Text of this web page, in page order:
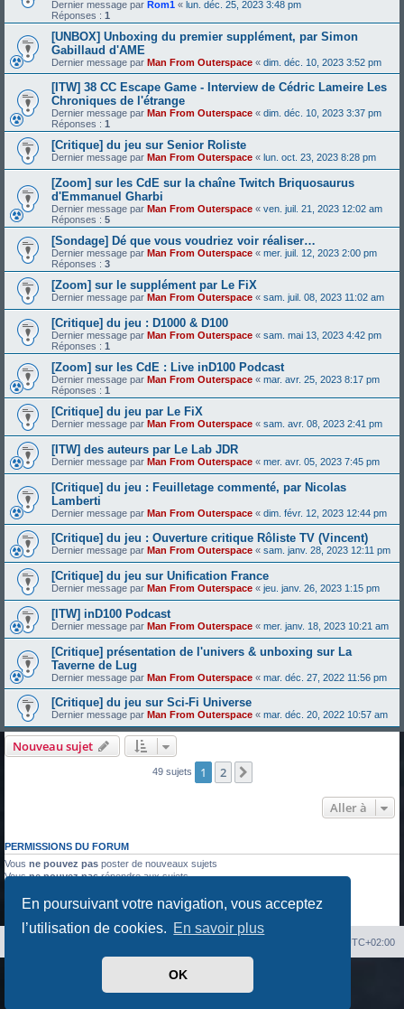
En poursuivant votre navigation, vous acceptez
l’utilisation de cookies. En savoir plus
OK
Dernier message par Rom1 « lun. déc. 25, 2023 3:48 pm
Réponses : 1
[UNBOX] Unboxing du premier supplément, par Simon
Gabillaud d'AME
Dernier message par Man From Outerspace « dim. déc. 10, 2023 3:52 pm
[ITW] 38 CC Escape Game - Interview de Cédric Lameire Les
Chroniques de l'étrange
Dernier message par Man From Outerspace « dim. déc. 10, 2023 3:37 pm
Réponses : 1
[Critique] du jeu sur Senior Roliste
Dernier message par Man From Outerspace « lun. oct. 23, 2023 8:28 pm
[Zoom] sur les CdE sur la chaîne Twitch Briquosaurus
d'Emmanuel Gharbi
Dernier message par Man From Outerspace « ven. juil. 21, 2023 12:02 am
Réponses : 5
[Sondage] Dé que vous voudriez voir réaliser…
Dernier message par Man From Outerspace « mer. juil. 12, 2023 2:00 pm
Réponses : 3
[Zoom] sur le supplément par Le FiX
Dernier message par Man From Outerspace « sam. juil. 08, 2023 11:02 am
[Critique] du jeu : D1000 & D100
Dernier message par Man From Outerspace « sam. mai 13, 2023 4:42 pm
Réponses : 1
[Zoom] sur les CdE : Live inD100 Podcast
Dernier message par Man From Outerspace « mar. avr. 25, 2023 8:17 pm
Réponses : 1
[Critique] du jeu par Le FiX
Dernier message par Man From Outerspace « sam. avr. 08, 2023 2:41 pm
[ITW] des auteurs par Le Lab JDR
Dernier message par Man From Outerspace « mer. avr. 05, 2023 7:45 pm
[Critique] du jeu : Feuilletage commenté, par Nicolas
Lamberti
Dernier message par Man From Outerspace « dim. févr. 12, 2023 12:44 pm
[Critique] du jeu : Ouverture critique Rôliste TV (Vincent)
Dernier message par Man From Outerspace « sam. janv. 28, 2023 12:11 pm
[Critique] du jeu sur Unification France
Dernier message par Man From Outerspace « jeu. janv. 26, 2023 1:15 pm
[ITW] inD100 Podcast
Dernier message par Man From Outerspace « mer. janv. 18, 2023 10:21 am
[Critique] présentation de l'univers & unboxing sur La
Taverne de Lug
Dernier message par Man From Outerspace « mar. déc. 27, 2022 11:56 pm
[Critique] du jeu sur Sci-Fi Universe
Dernier message par Man From Outerspace « mar. déc. 20, 2022 10:57 am
Nouveau sujet
49 sujets 1 2
Aller à
PERMISSIONS DU FORUM
Vous ne pouvez pas poster de nouveaux sujets
Vousne pouvez pasrépondre aux sujets
Vousne pouvez passupprimer vos messages
ne pouvez pas
UTC+02:00
phpBB® Forum Software © phpBB Limited
phpBB-fr.com